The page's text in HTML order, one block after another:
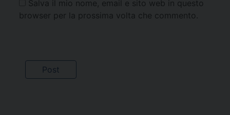
Salva il mio nome, email e sito web in questo
browser per la prossima volta che commento.